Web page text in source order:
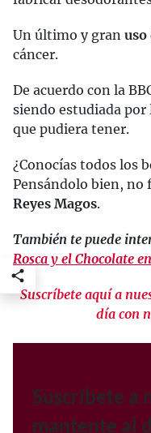
Un último y gran uso
cáncer.
De acuerdo con la
siendo estudiada
que pudiera tener.
¿Conocías todos los
Pensándolo bien, no
Reyes Magos.
También te puede
Rosca y el Chocolate
Suscríbete aquí a
día con
Suscríbete a
mantente al